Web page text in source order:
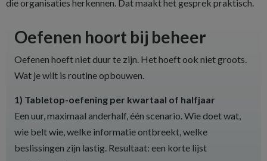
die organisaties herkennen. Dat maakt het gesprek praktisch.
Oefenen hoort bij beheer
Oefenen hoeft niet duur te zijn. Het hoeft ook niet groots.
Wat je wilt is routine opbouwen.
1) Tabletop-oefening per kwartaal of halfjaar
Een uur, maximaal anderhalf, één scenario. Wie doet wat,
wie belt wie, welke informatie ontbreekt, welke
beslissingen zijn lastig. Resultaat: een korte lijst